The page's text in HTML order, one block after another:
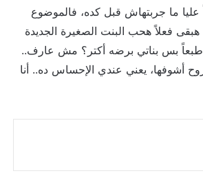
عليا ما جربتهاش قبل كده، فالموضوع
فعلاً هحب البنت الصغيرة الجديدة
طبعاً بس بناتي برضه أكتر؟ مش عارف..
أشوفها، يعني عندي الإحساس ده.. أنا